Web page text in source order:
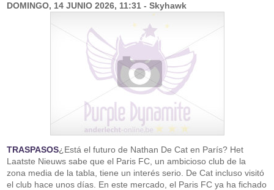
DOMINGO, 14 JUNIO 2026, 11:31 - Skyhawk
TRASPASOS¿Está el futuro de Nathan De Cat en París? Het
Laatste Nieuws sabe que el Paris FC, un ambicioso club de la
zona media de la tabla, tiene un interés serio. De Cat incluso visitó
el club hace unos días. En este mercado, el Paris FC ya ha fichado